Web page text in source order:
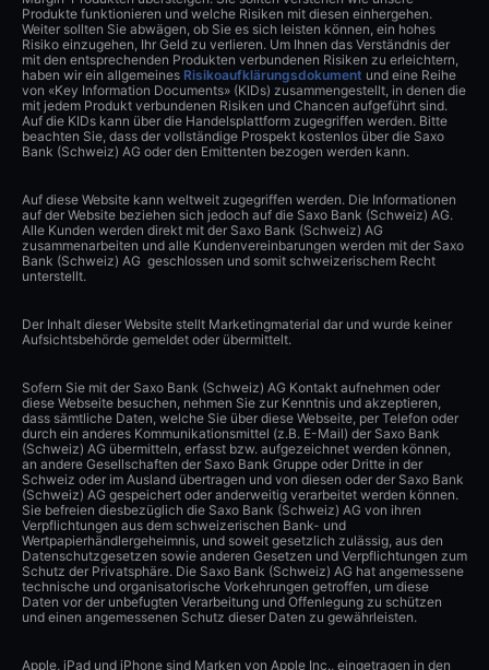
Produkte funktionieren und welche Risiken mit diesen einhergehen.
Weiter sollten Sie abwägen, ob Sie es sich leisten können, ein hohes
Risiko einzugehen, Ihr Geld zu verlieren. Um Ihnen das Verständnis der
mit den entsprechenden Produkten verbundenen Risiken zu erleichtern,
haben wir ein allgemeines Risikoaufklärungsdokument und eine Reihe
von «Key Information Documents» (KIDs) zusammengestellt, in denen die
mit jedem Produkt verbundenen Risiken und Chancen aufgeführt sind.
Auf die KIDs kann über die Handelsplattform zugegriffen werden. Bitte
beachten Sie, dass der vollständige Prospekt kostenlos über die Saxo
Bank (Schweiz) AG oder den Emittenten bezogen werden kann.
Auf diese Website kann weltweit zugegriffen werden. Die Informationen
auf der Website beziehen sich jedoch auf die Saxo Bank (Schweiz) AG.
Alle Kunden werden direkt mit der Saxo Bank (Schweiz) AG
zusammenarbeiten und alle Kundenvereinbarungen werden mit der Saxo
Bank (Schweiz) AG geschlossen und somit schweizerischem Recht
unterstellt.
Der Inhalt dieser Website stellt Marketingmaterial dar und wurde keiner
Aufsichtsbehörde gemeldet oder übermittelt.
Sofern Sie mit der Saxo Bank (Schweiz) AG Kontakt aufnehmen oder
diese Webseite besuchen, nehmen Sie zur Kenntnis und akzeptieren,
dass sämtliche Daten, welche Sie über diese Webseite, per Telefon oder
durch ein anderes Kommunikationsmittel (z.B. E-Mail) der Saxo Bank
(Schweiz) AG übermitteln, erfasst bzw. aufgezeichnet werden können,
an andere Gesellschaften der Saxo Bank Gruppe oder Dritte in der
Schweiz oder im Ausland übertragen und von diesen oder der Saxo Bank
(Schweiz) AG gespeichert oder anderweitig verarbeitet werden können.
Sie befreien diesbezüglich die Saxo Bank (Schweiz) AG von ihren
Verpflichtungen aus dem schweizerischen Bank- und
Wertpapierhändlergeheimnis, und soweit gesetzlich zulässig, aus den
Datenschutzgesetzen sowie anderen Gesetzen und Verpflichtungen zum
Schutz der Privatsphäre. Die Saxo Bank (Schweiz) AG hat angemessene
technische und organisatorische Vorkehrungen getroffen, um diese
Daten vor der unbefugten Verarbeitung und Offenlegung zu schützen
und einen angemessenen Schutz dieser Daten zu gewährleisten.
Apple, iPad und iPhone sind Marken von Apple Inc., eingetragen in den